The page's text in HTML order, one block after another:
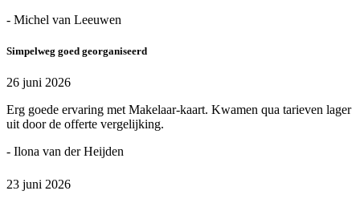
- Michel van Leeuwen
Simpelweg goed georganiseerd
26 juni 2026
Erg goede ervaring met Makelaar-kaart. Kwamen qua tarieven lager
uit door de offerte vergelijking.
- Ilona van der Heijden
23 juni 2026